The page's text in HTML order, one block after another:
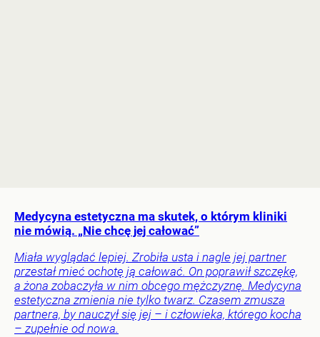
Medycyna estetyczna ma skutek, o którym kliniki
nie mówią. „Nie chcę jej całować”
Miała wyglądać lepiej. Zrobiła usta i nagle jej partner
przestał mieć ochotę ją całować. On poprawił szczękę,
a żona zobaczyła w nim obcego mężczyznę. Medycyna
estetyczna zmienia nie tylko twarz. Czasem zmusza
partnera, by nauczył się jej – i człowieka, którego kocha
– zupełnie od nowa.